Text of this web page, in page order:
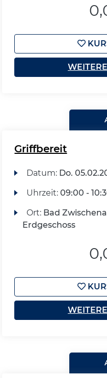
Griffbereit
Datum: Do.
Uhrzeit: 09:00 -
Ort: Bad
Erdgeschoss